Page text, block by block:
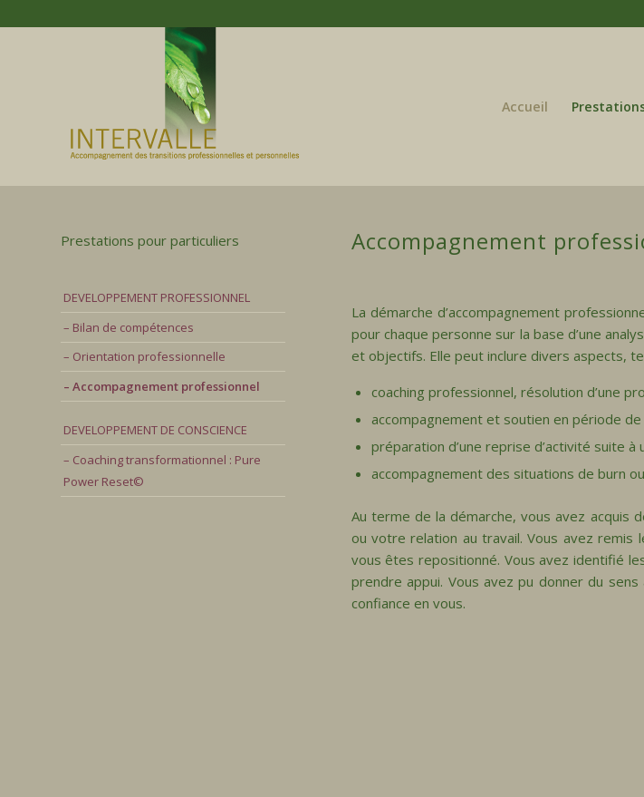
Accueil
Prestations pour particuliers
DEVELOPPEMENT PROFESSIONNEL
– Bilan de compétences
– Orientation professionnelle
– Accompagnement professionnel
DEVELOPPEMENT DE CONSCIENCE
– Coaching transformationnel : Pure
Power Reset©
Accompagnement
La démarche d’accompagnement
pour chaque personne sur la base d’une
et objectifs. Elle peut inclure divers aspects,
coaching professionnel, résolution d’une
accompagnement et soutien en période
préparation d’une reprise d’activité suite à
accompagnement des situations de burn
Au terme de la démarche, vous avez acquis
ou votre relation au travail. Vous avez remis
vous êtes repositionné. Vous avez identifié
prendre appui. Vous avez pu donner du
confiance en vous.